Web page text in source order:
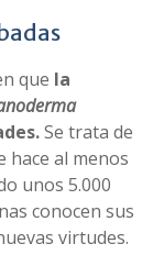
que la
Se trata de
hace al menos
unos 5.000
conocen sus
virtudes.